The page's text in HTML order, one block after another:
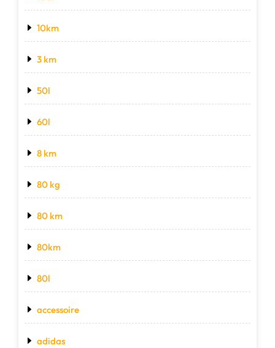
10km
3 km
50l
60l
8 km
80 kg
80 km
80km
80l
accessoire
adidas